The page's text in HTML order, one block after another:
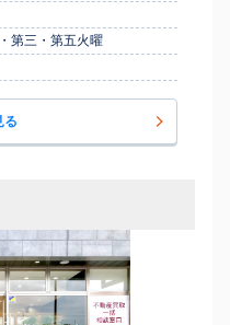
第三・第五火曜
る